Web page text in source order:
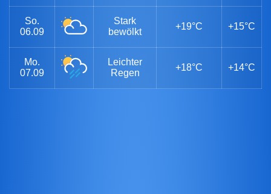
So.
06.09
Stark
bewölkt
+19°C +15°C
Mo.
07.09
Leichter
Regen
+18°C +14°C